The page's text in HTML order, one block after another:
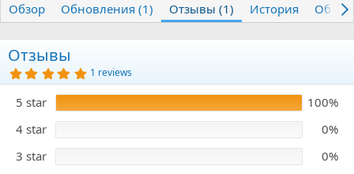
т
о
р
т
а
с
д
а
н
и
я
Обзор Обновления (1) Отзывы (1) История
Отзывы
5
.
0
0
з
ё
з
1 reviews
5 star
100%
4 star
0%
3 star
0%